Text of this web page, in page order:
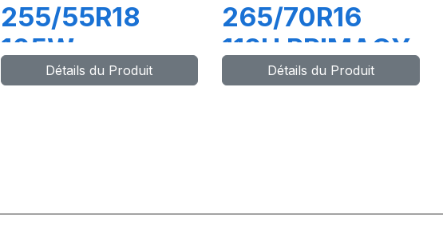
255/55R18
105W
LATTITUDE
Détails du Produit
265/70R16
112H PRIMACY
SUV+Détails du Produit